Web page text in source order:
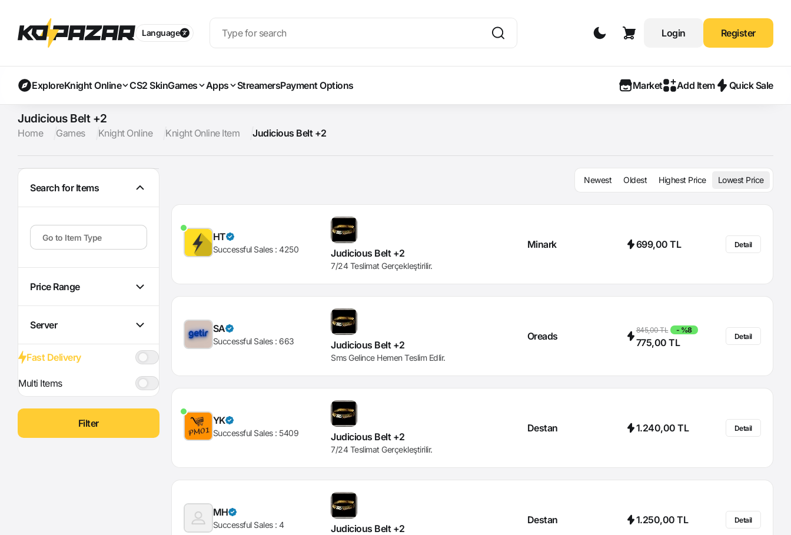
Language Login Register
ExploreKnight Online CS2 SkinGames Apps StreamersPayment Options Market Add Item Quick Sale
Judicious Belt +2
Home Games Knight Online Knight Online Item Judicious Belt +2
Search for Items
Price Range
Server
Fast Delivery
Multi Items
Filter
Newest Oldest Highest Price Lowest Price
HT
Successful Sales :4250 Judicious Belt +2
7/24 Teslimat Gerçekleştirilir.
Minark 699,00 TL Detail
SA
Successful Sales :663 Judicious Belt +2
Sms Gelince Hemen Teslim Edlir.
Oreads 845,00 TL - %8
775,00 TL
Detail
YK
Successful Sales : 5409 Judicious Belt +2
7/24 Teslimat Gerçekleştirilir.
Destan 1.240,00 TL Detail
MH
Successful Sales :4 Judicious Belt +2
Destan 1.250,00 TL Detail